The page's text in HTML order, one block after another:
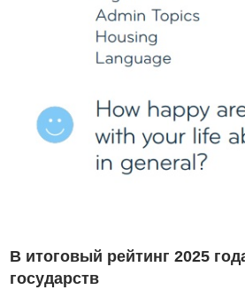
В итоговый рейтинг 2025
государств